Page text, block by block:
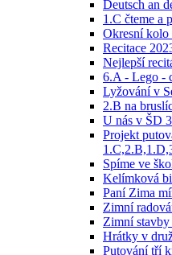
Deutsch an
1.C čteme a
Okresní kolo
Recitace
Nejlepší
6.A - Lego -
Lyžování v
2.B na
U nás v ŠD
Projekt
Spíme ve
Kelímková
Paní Zima
Zimní
Zimní stavby
Hrátky v
Putování tří